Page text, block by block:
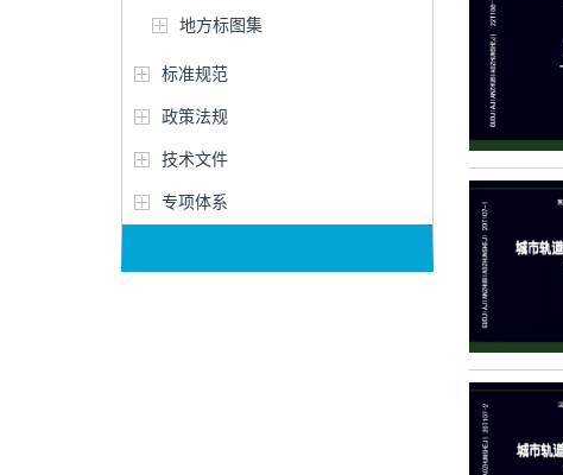
地方标图集
标准规范
政策法规
技术文件
专项体系